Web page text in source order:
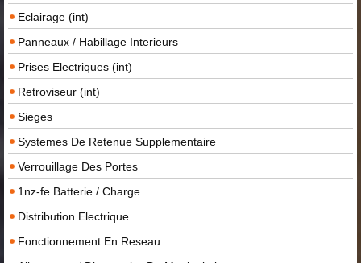
Eclairage (int)
Panneaux / Habillage Interieurs
Prises Electriques (int)
Retroviseur (int)
Sieges
Systemes De Retenue Supplementaire
Verrouillage Des Portes
1nz-fe Batterie / Charge
Distribution Electrique
Fonctionnement En Reseau